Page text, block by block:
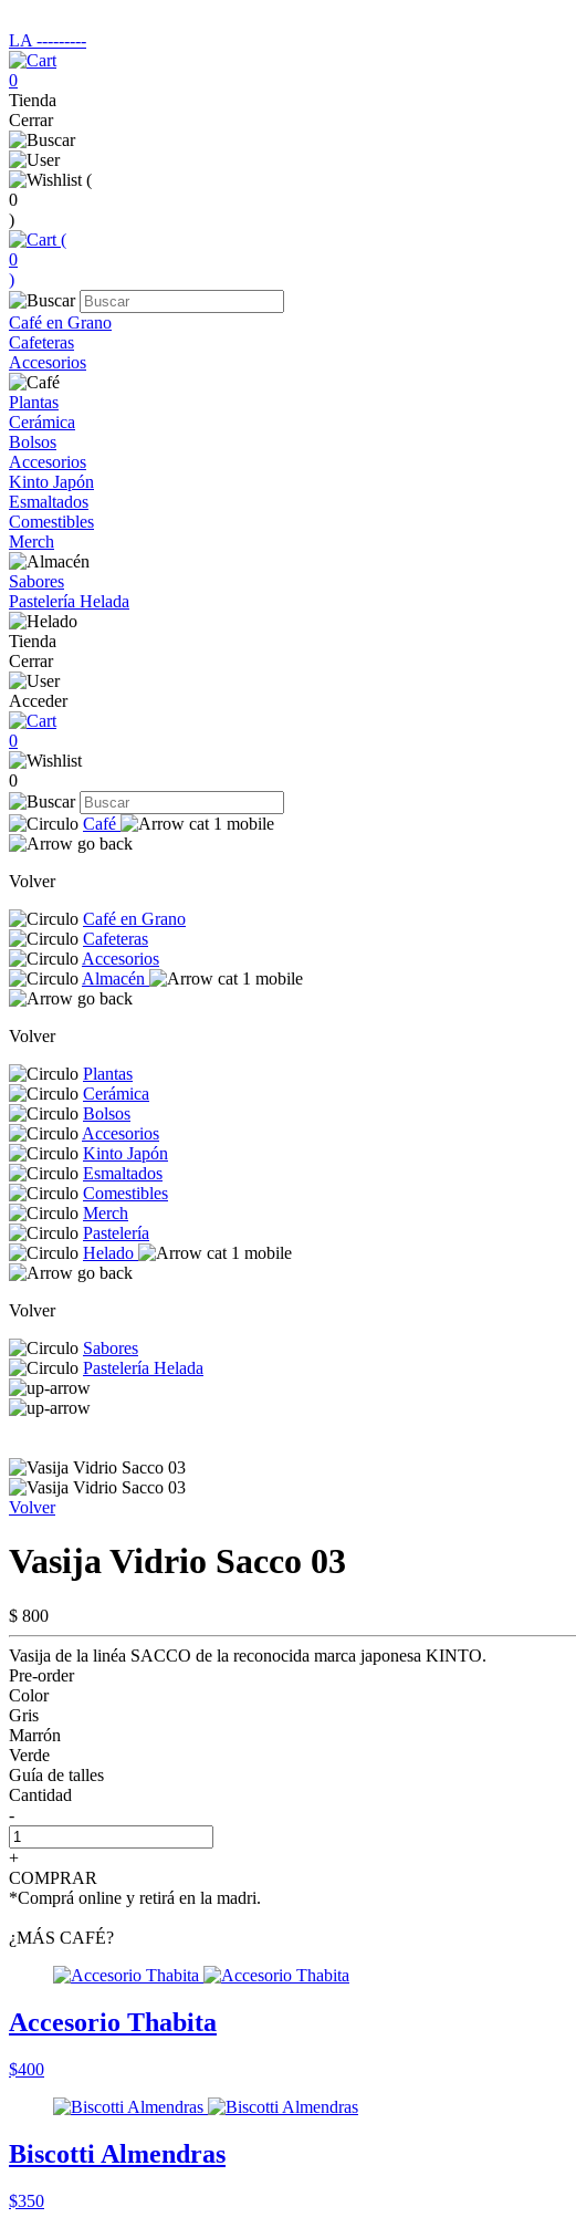
LA ‑‑‑‑‑‑‑‑‑
0
Tienda
Cerrar
(
0
)
(
0
)
Café en Grano
Cafeteras
Accesorios
Plantas
Cerámica
Bolsos
Accesorios
Kinto Japón
Esmaltados
Comestibles
Merch
Sabores
Pastelería Helada
Tienda
Cerrar
Acceder
0
0
Café
Volver
Café en Grano
Cafeteras
Accesorios
Almacén
Volver
Plantas
Cerámica
Bolsos
Accesorios
Kinto Japón
Esmaltados
Comestibles
Merch
Pastelería
Helado
Volver
Sabores
Pastelería Helada
Volver
Vasija Vidrio Sacco 03
$ 800
Vasija de la linéa SACCO de la reconocida marca japonesa KINTO.
Pre-order
Color
Gris
Marrón
Verde
Guía de talles
Cantidad
-
+
COMPRAR
*Comprá online y retirá en la madri.
¿MÁS CAFÉ?
Accesorio Thabita
$400
Biscotti Almendras
$350